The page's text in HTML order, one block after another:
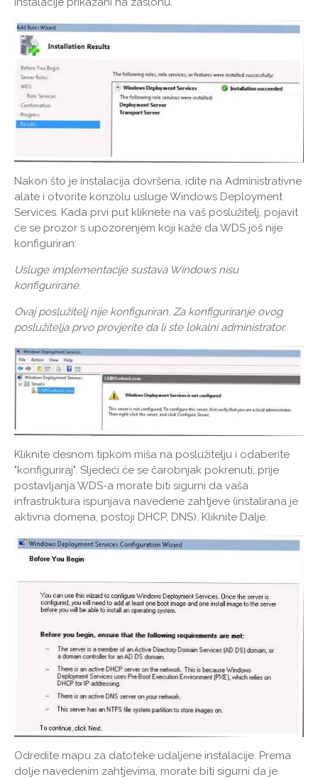
Nakon što je instalacija dovršena, idite na Administrativne
alate i otvorite konzolu usluge Windows Deployment
Services. Kada prvi put kliknete na vaš poslužitelj, pojavit
će se prozor s upozorenjem koji kaže da WDS još nije
konfiguriran:
Usluge implementacije sustava Windows nisu
konfigurirane.
Ovaj poslužitelj nije konfiguriran. Za konfiguriranje ovog
poslužitelja prvo provjerite da li ste lokalni administrator.
Kliknite desnom tipkom miša na poslužitelju i odaberite
"konfiguriraj". Sljedeći će se čarobnjak pokrenuti, prije
postavljanja WDS-a morate biti sigurni da vaša
infrastruktura ispunjava navedene zahtjeve (instalirana je
aktivna domena, postoji DHCP, DNS). Kliknite Dalje.
Odredite mapu za datoteke udaljene instalacije. Prema
dolje navedenim zahtjevima, morate biti sigurni da je